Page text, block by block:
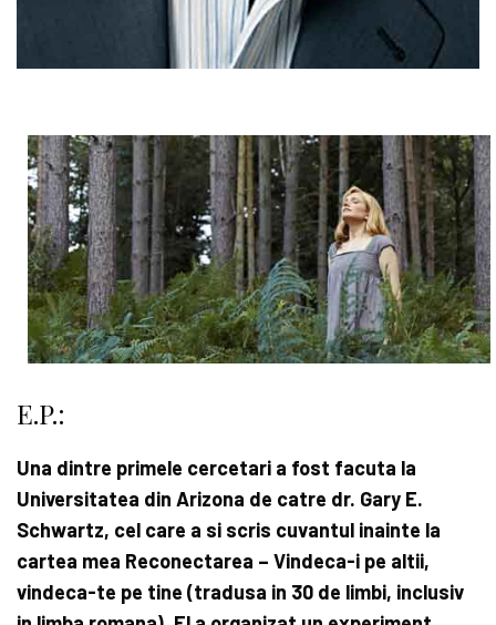
E.P.:
Una dintre primele cercetari a fost facuta la
Universitatea din Arizona de catre dr. Gary E.
Schwartz, cel care a si scris cuvantul inainte la
cartea mea Reconectarea – Vindeca-i pe altii,
vindeca-te pe tine (tradusa in 30 de limbi, inclusiv